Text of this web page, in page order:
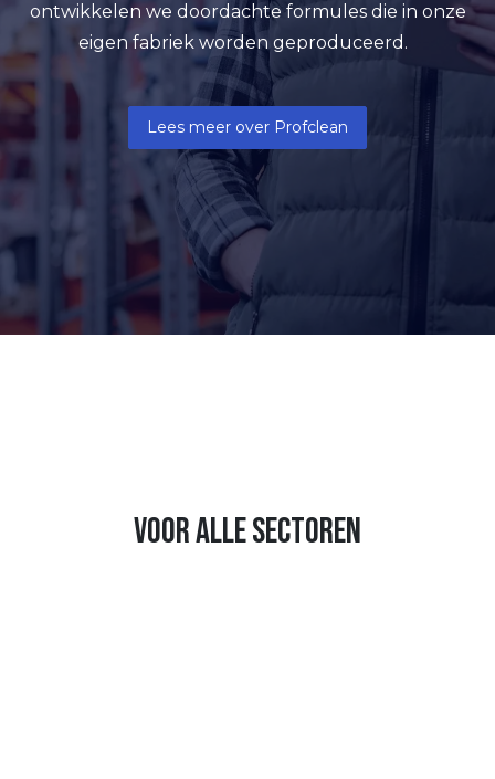
ontwikkelen we doordachte formules die in onze
eigen fabriek worden geproduceerd.
Lees meer over Profclean
voor alle sectoren